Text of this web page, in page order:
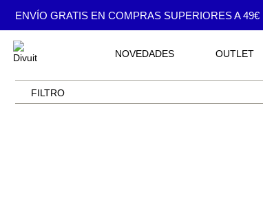
ENVÍO GRATIS EN COMPRAS SUPERIORES A 49€
NOVEDADES OUTLET
FILTRO